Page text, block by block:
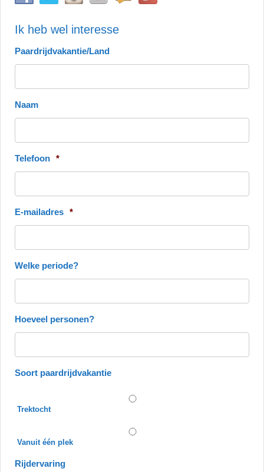
Ik heb wel interesse
Paardrijdvakantie/Land
Naam
Telefoon *
E-mailadres *
Welke periode?
Hoeveel personen?
Soort paardrijdvakantie
Trektocht
Vanuit één plek
Rijdervaring